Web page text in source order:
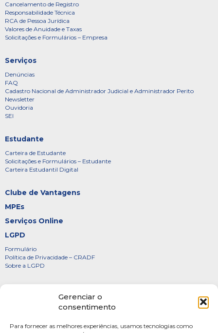
Gerenciar o
consentimento
Para fornecer as melhores experiências, usamos tecnologias como
Cancelamento de Registro
Responsabilidade Técnica
RCA de Pessoa Jurídica
Valores de Anuidade e Taxas
Solicitações e Formulários – Empresa
Serviços
Denúncias
FAQ
Cadastro Nacional de Administrador Judicial e Administrador Perito
Newsletter
Ouvidoria
SEI
Estudante
Carteira de Estudante
Solicitações e Formulários – Estudante
Carteira Estudantil Digital
Clube de Vantagens
MPEs
Serviços Online
LGPD
Formulário
Política de Privacidade – CRADF
Sobre a LGPD
Diretoria